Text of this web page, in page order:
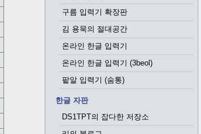
구름 입력기 확장판
김 용묵의 절대공간
온라인 한글 입력기
온라인 한글 입력기 (3beol)
팥알 입력기 (숨통)
한글 자판
DS1TPT의 잡다한 저장소